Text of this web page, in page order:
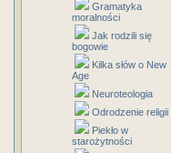
Gramatyka
moralności
Jak rodzili się
bogowie
Kilka słów o New
Age
Neuroteologia
Odrodzenie religii
Piekło w
starożytności